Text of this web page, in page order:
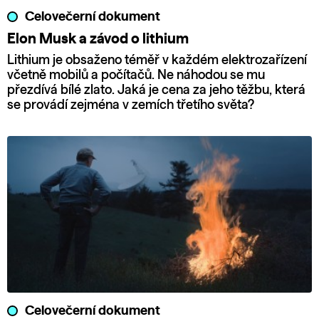
Celovečerní dokument
Elon Musk a závod o lithium
Lithium je obsaženo téměř v každém elektrozařízení
včetně mobilů a počítačů. Ne náhodou se mu
přezdívá bílé zlato. Jaká je cena za jeho těžbu, která
se provádí zejména v zemích třetího světa?
Celovečerní dokument